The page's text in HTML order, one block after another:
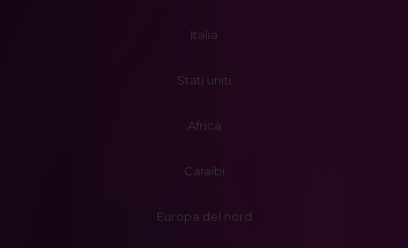
Italia
Stati uniti
Africa
Caraibi
Europa del nord